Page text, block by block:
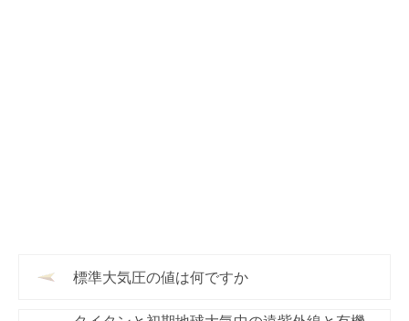
標準大気圧の値は何ですか